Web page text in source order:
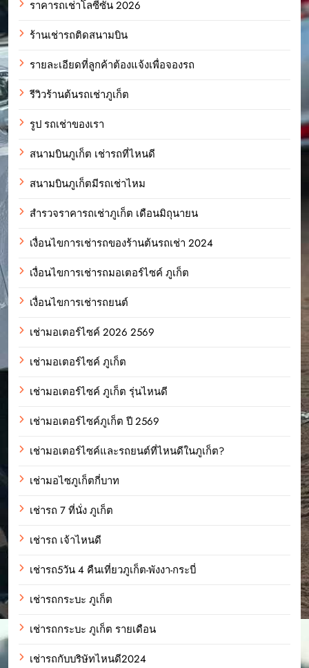
ราคารถเช่าโลซีซั่น 2026
ร้านเช่ารถติดสนามบิน
รายละเอียดที่ลูกค้าต้องแจ้งเพื่อจองรถ
รีวิวร้านต้นรถเช่าภูเก็ต
รูป รถเช่าของเรา
สนามบินภูเก็ต เช่ารถที่ไหนดี
สนามบินภูเก็ตมีรถเช่าไหม
สำรวจราคารถเช่าภูเก็ต เดือนมิถุนายน
เงื่อนไขการเช่ารถของร้านต้นรถเช่า 2024
เงื่อนไขการเช่ารถมอเตอร์ไซค์ ภูเก็ต
เงื่อนไขการเช่ารถยนต์
เช่ามอเตอร์ไซค์ 2026 2569
เช่ามอเตอร์ไซค์ ภูเก็ต
เช่ามอเตอร์ไซค์ ภูเก็ต รุ่นไหนดี
เช่ามอเตอร์ไซค์ภูเก็ต ปี 2569
เช่ามอเตอร์ไซค์และรถยนต์ที่ไหนดีในภูเก็ต?
เช่ามอไซภูเก็ตกี่บาท
เช่ารถ 7 ที่นั่ง ภูเก็ต
เช่ารถ เจ้าไหนดี
เช่ารถ5วัน 4 คืนเที่ยวภูเก็ต-พังงา-กระบี่
เช่ารถกระบะ ภูเก็ต
เช่ารถกระบะ ภูเก็ต รายเดือน
เช่ารถกับบริษัทไหนดี2024